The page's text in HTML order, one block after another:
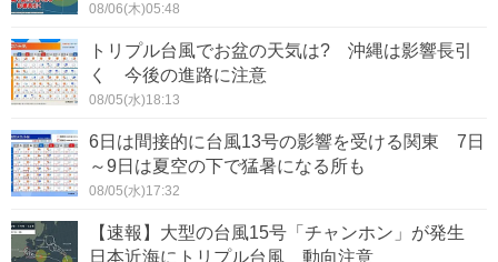
08/06(木)05:48
トリプル台風でお盆の天気は? 沖縄は影響長引
く 今後の進路に注意
08/05(水)18:13
6日は間接的に台風13号の影響を受ける関東 7日
～9日は夏空の下で猛暑になる所も
08/05(水)17:32
【速報】大型の台風15号「チャンホン」が発生
日本近海にトリプル台風 動向注意